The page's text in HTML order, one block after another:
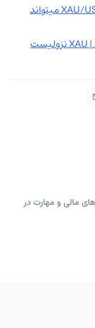
تحلیل انس جهانی طلا ۲۱ خرداد| آیا XAU/USD میتواند
تحلیل قیمت انس جهانی طلا 5 خرداد | XAU نزولیست
مالی و مهارت در